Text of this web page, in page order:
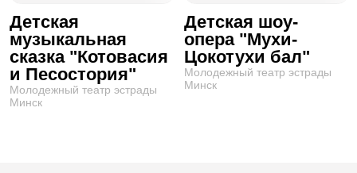
Детская
музыкальная
сказка "Котовасия
и Песостория"
Молодежный театр эстрады
Минск
Детская шоу-
опера "Мухи-
Цокотухи бал"
Молодежный театр эстрады
Минск